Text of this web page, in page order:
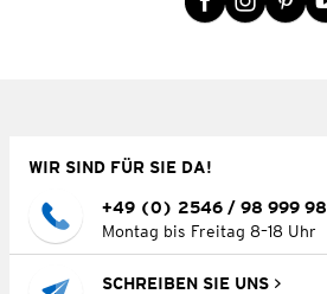
WIR SIND FÜR SIE DA!
+49 (0) 2546 / 98 999 98
Montag bis Freitag 8–18 Uhr
SCHREIBEN SIE UNS